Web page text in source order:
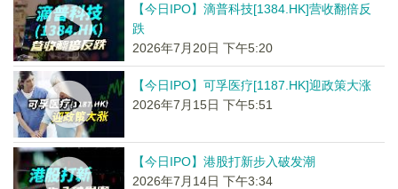
【今日IPO】滴普科技[1384.HK]营收翻倍反
跌
2026年7月20日 下午5:20
【今日IPO】可孚医疗[1187.HK]迎政策大涨
2026年7月15日 下午5:51
【今日IPO】港股打新步入破发潮
2026年7月14日 下午3:34